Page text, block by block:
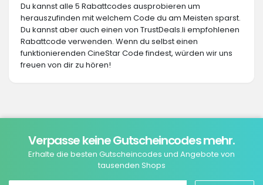
Du kannst alle 5 Rabattcodes ausprobieren um
herauszufinden mit welchem Code du am Meisten sparst.
Du kannst aber auch einen von TrustDeals.li empfohlenen
Rabattcode verwenden. Wenn du selbst einen
funktionierenden CineStar Code findest, würden wir uns
freuen von dir zu hören!
Verpasse keine Gutscheincodes mehr.
Erhalte die besten Gutscheincodes und Angebote von
tausenden Shops